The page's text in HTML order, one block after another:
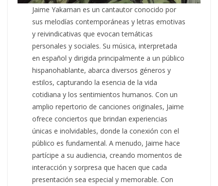
Jaime Yakaman es un cantautor conocido por
sus melodías contemporáneas y letras emotivas
y reivindicativas que evocan temáticas
personales y sociales. Su música, interpretada
en español y dirigida principalmente a un público
hispanohablante, abarca diversos géneros y
estilos, capturando la esencia de la vida
cotidiana y los sentimientos humanos. Con un
amplio repertorio de canciones originales, Jaime
ofrece conciertos que brindan experiencias
únicas e inolvidables, donde la conexión con el
público es fundamental. A menudo, Jaime hace
partícipe a su audiencia, creando momentos de
interacción y sorpresa que hacen que cada
presentación sea especial y memorable. Con